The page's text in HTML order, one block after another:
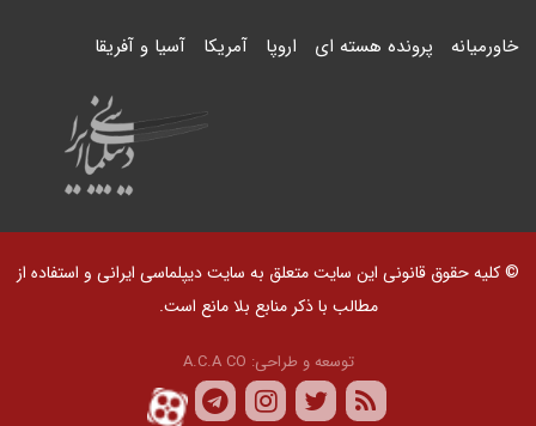
خاورمیانه پرونده هسته ای اروپا آمریکا آسیا و آفریقا
© کلیه حقوق قانونی این سایت متعلق به سایت دیپلماسی ایرانی و استفاده از
مطالب با ذکر منابع بلا مانع است.
توسعه و طراحی: A.C.A CO